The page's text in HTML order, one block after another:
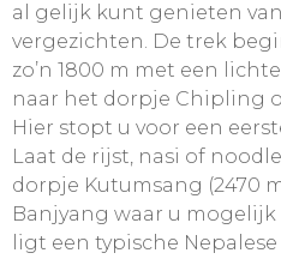
/
al gelijk kunt genieten
vergezichten. De trek
zo’n 1800 m met een
naar het dorpje Chipling
Hier stopt u voor een
Laat de rijst, nasi of
dorpje Kutumsang (2470
Banjyang waar u
ligt een typische